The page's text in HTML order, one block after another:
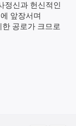
정신과 헌신적인
앞장서며
공로가 크므로